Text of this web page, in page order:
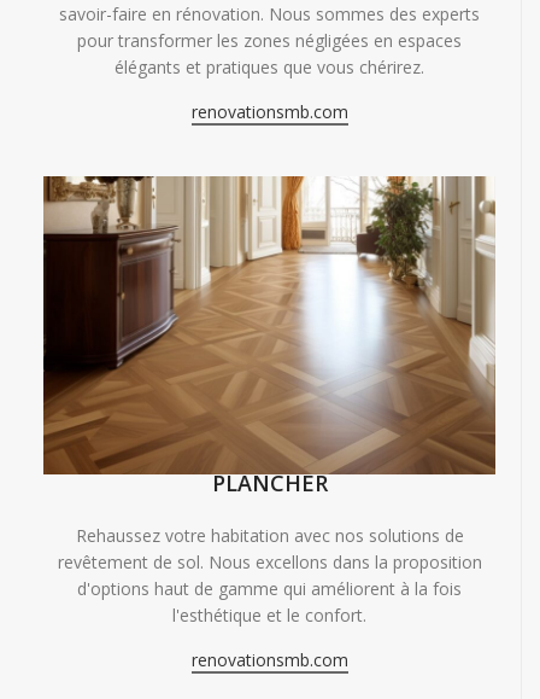
savoir-faire en rénovation. Nous sommes des experts
pour transformer les zones négligées en espaces
élégants et pratiques que vous chérirez.
renovationsmb.com
PLANCHER
Rehaussez votre habitation avec nos solutions de
revêtement de sol. Nous excellons dans la proposition
d'options haut de gamme qui améliorent à la fois
l'esthétique et le confort.
renovationsmb.com